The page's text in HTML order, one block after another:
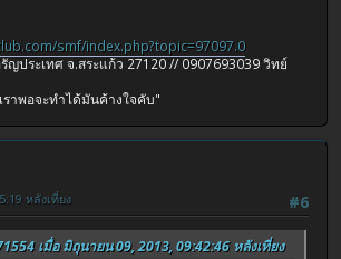
smf/index.php?topic=97097.0
ญประเทศ จ.สระแก้ว 27120 // 0907693039 วิทย์
าพอจะทำได้มันค้างใจคับ"
#6
หลังเที่ยง
เมื่อ มิถุนายน 09, 2013, 09:42:46 หลังเที่ยง